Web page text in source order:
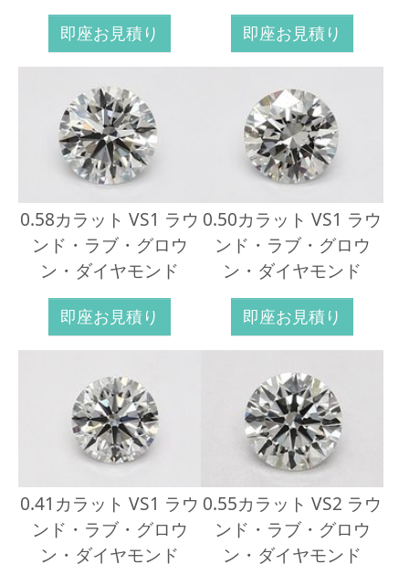
即座お見積り 即座お見積り
0.58カラット VS1 ラウ
ンド・ラブ・グロウ
ン・ダイヤモンド
即座お見積り
0.50カラット VS1 ラウ
ンド・ラブ・グロウ
ン・ダイヤモンド
即座お見積り
0.41カラット VS1 ラウ
ンド・ラブ・グロウ
ン・ダイヤモンド
0.55カラット VS2 ラウ
ンド・ラブ・グロウ
ン・ダイヤモンド